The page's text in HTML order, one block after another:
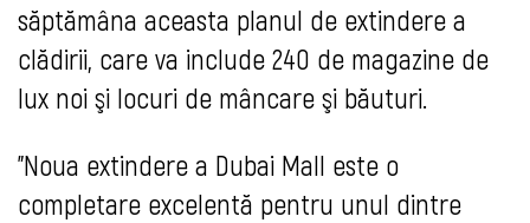
săptămâna aceasta planul de extindere a
clădirii, care va include 240 de magazine de
lux noi şi locuri de mâncare şi băuturi.
"Noua extindere a Dubai Mall este o
completare excelentă pentru unul dintre